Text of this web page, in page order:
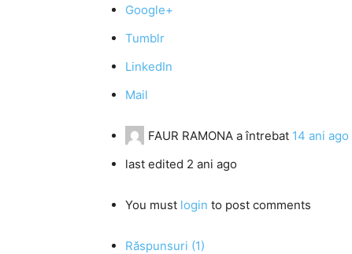
Google+
Tumblr
LinkedIn
Mail
FAUR RAMONA a întrebat 14 ani ago
last edited 2 ani ago
You must login to post comments
Răspunsuri (1)